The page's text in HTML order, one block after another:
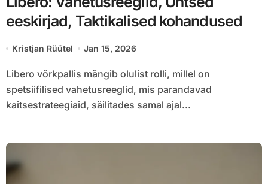
eeskirjad, Taktikalised kohandused
Kristjan Rüütel Jan 15, 2026
Libero võrkpallis mängib olulist rolli, millel on
spetsiifilised vahetusreeglid, mis parandavad
kaitsestrateegiaid, säilitades samal ajal...